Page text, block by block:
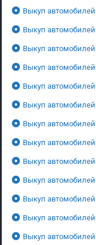
Выкуп
Выкуп
Выкуп
Выкуп
Выкуп
Выкуп автомобилей
Выкуп
Выкуп
Выкуп
Выкуп
Выкуп автомобилей
Выкуп
Выкуп